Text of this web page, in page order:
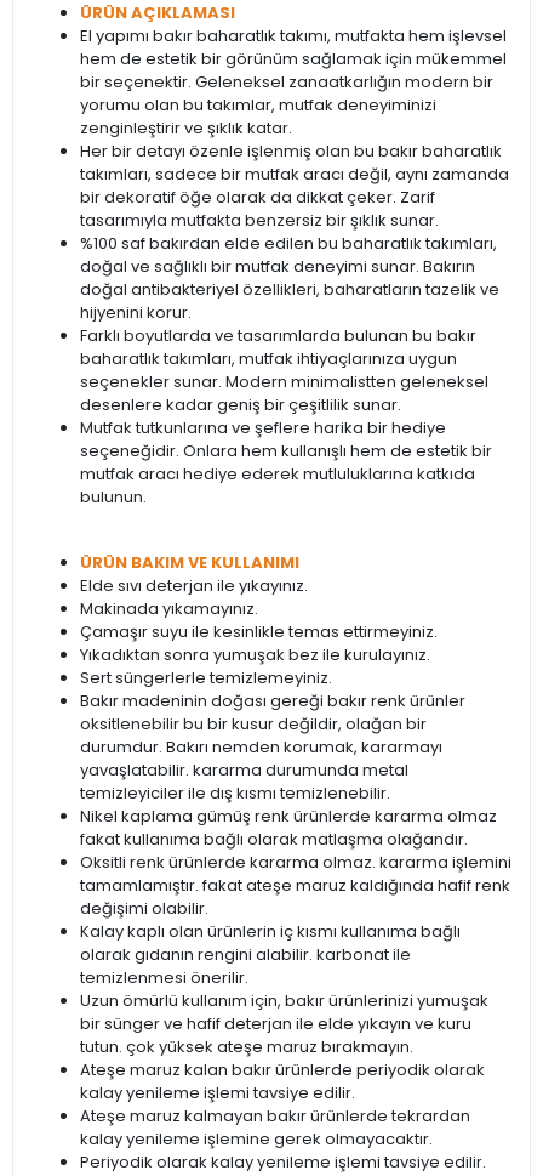
ÜRÜN AÇIKLAMASI
El yapımı bakır baharatlık takımı, mutfakta hem işlevsel
hem de estetik bir görünüm sağlamak için mükemmel
bir seçenektir. Geleneksel zanaatkarlığın modern bir
yorumu olan bu takımlar, mutfak deneyiminizi
zenginleştirir ve şıklık katar.
Her bir detayı özenle işlenmiş olan bu bakır baharatlık
takımları, sadece bir mutfak aracı değil, aynı zamanda
bir dekoratif öğe olarak da dikkat çeker. Zarif
tasarımıyla mutfakta benzersiz bir şıklık sunar.
%100 saf bakırdan elde edilen bu baharatlık takımları,
doğal ve sağlıklı bir mutfak deneyimi sunar. Bakırın
doğal antibakteriyel özellikleri, baharatların tazelik ve
hijyenini korur.
Farklı boyutlarda ve tasarımlarda bulunan bu bakır
baharatlık takımları, mutfak ihtiyaçlarınıza uygun
seçenekler sunar. Modern minimalistten geleneksel
desenlere kadar geniş bir çeşitlilik sunar.
Mutfak tutkunlarına ve şeflere harika bir hediye
seçeneğidir. Onlara hem kullanışlı hem de estetik bir
mutfak aracı hediye ederek mutluluklarına katkıda
bulunun.
ÜRÜN BAKIM VE KULLANIMI
Elde sıvı deterjan ile yıkayınız.
Makinada yıkamayınız.
Çamaşır suyu ile kesinlikle temas ettirmeyiniz.
Yıkadıktan sonra yumuşak bez ile kurulayınız.
Sert süngerlerle temizlemeyiniz.
Bakır madeninin doğası gereği bakır renk ürünler
oksitlenebilir bu bir kusur değildir, olağan bir
durumdur. Bakırı nemden korumak, kararmayı
yavaşlatabilir. kararma durumunda metal
temizleyiciler ile dış kısmı temizlenebilir.
Nikel kaplama gümüş renk ürünlerde kararma olmaz
fakat kullanıma bağlı olarak matlaşma olağandır.
Oksitli renk ürünlerde kararma olmaz. kararma işlemini
tamamlamıştır. fakat ateşe maruz kaldığında hafif renk
değişimi olabilir.
Kalay kaplı olan ürünlerin iç kısmı kullanıma bağlı
olarak gıdanın rengini alabilir. karbonat ile
temizlenmesi önerilir.
Uzun ömürlü kullanım için, bakır ürünlerinizi yumuşak
bir sünger ve hafif deterjan ile elde yıkayın ve kuru
tutun. çok yüksek ateşe maruz bırakmayın.
Ateşe maruz kalan bakır ürünlerde periyodik olarak
kalay yenileme işlemi tavsiye edilir.
Ateşe maruz kalmayan bakır ürünlerde tekrardan
kalay yenileme işlemine gerek olmayacaktır.
Periyodik olarak kalay yenileme işlemi tavsiye edilir.